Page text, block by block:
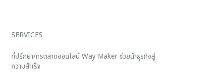
SERVICES
ที่ปรึกษาการตลาดออนไลน์ Way Maker ช่วยนำธุรกิจสู่
ความสำเร็จ